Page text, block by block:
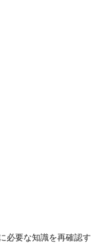
必要な知識を再確認す